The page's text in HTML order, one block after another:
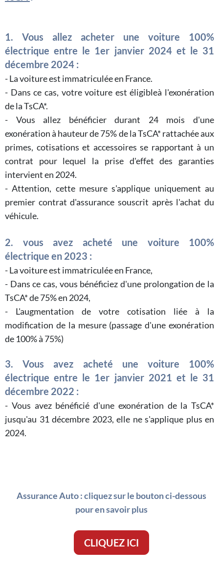
1. Vous allez acheter une voiture 100%
électrique entre le 1er janvier 2024 et le 31
décembre 2024 :
- La voiture est immatriculée en France.
- Dans ce cas, votre voiture est éligibleà l'exonération
de la TsCA*.
- Vous allez bénéficier durant 24 mois d'une
exonération à hauteur de 75% de la TsCA* rattachée aux
primes, cotisations et accessoires se rapportant à un
contrat pour lequel la prise d'effet des garanties
intervient en 2024.
- Attention, cette mesure s'applique uniquement au
premier contrat d'assurance souscrit après l'achat du
véhicule.
2. vous avez acheté une voiture 100%
électrique en 2023 :
- La voiture est immatriculée en France,
- Dans ce cas, vous bénéficiez d'une prolongation de la
TsCA* de 75% en 2024,
- L'augmentation de votre cotisation liée à la
modification de la mesure (passage d'une exonération
de 100% à 75%)
3. Vous avez acheté une voiture 100%
électrique entre le 1er janvier 2021 et le 31
décembre 2022 :
- Vous avez bénéficié d'une exonération de la TsCA*
jusqu'au 31 décembre 2023, elle ne s'applique plus en
2024.
Assurance Auto : cliquez sur le bouton ci-dessous
pour en savoir plus
CLIQUEZ ICI